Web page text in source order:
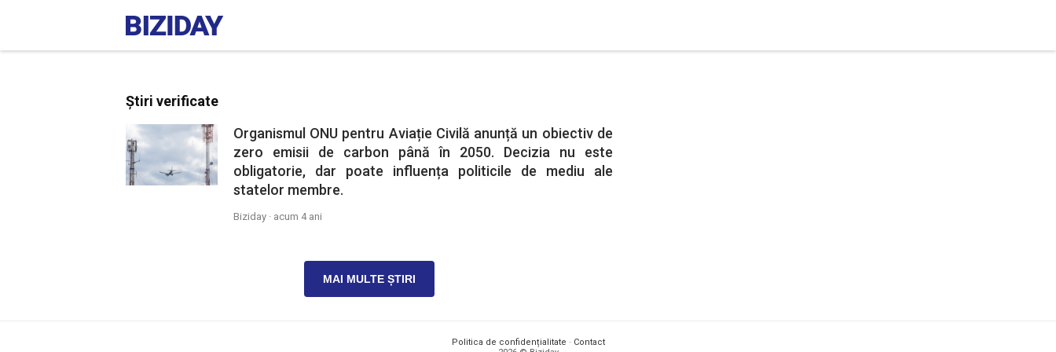
Știri verificate
Organismul ONU pentru Aviație Civilă anunță un obiectiv de
zero emisii de carbon până în 2050. Decizia nu este
obligatorie, dar poate influența politicile de mediu ale
statelor membre.
Biziday · acum 4 ani
MAI MULTE ȘTIRI
Politica de confidențialitate · Contact